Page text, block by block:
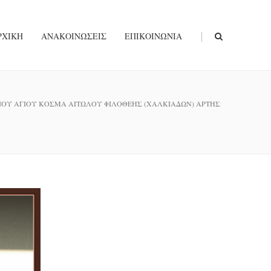
ΑΝΑΚΟΙΝΏΣΕΙΣ ΕΠΙΚΟΙΝΩΝΊΑ |
ΑΓΙΟΥ ΚΟΣΜΑ ΑΙΤΩΛΟΥ ΦΙΛΟΘΕΗΣ (ΧΑΛΚΙΑΔΩΝ) ΑΡΤΗΣ